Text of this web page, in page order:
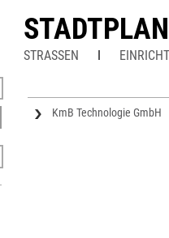
STRASSEN
KmB Technologie GmbH